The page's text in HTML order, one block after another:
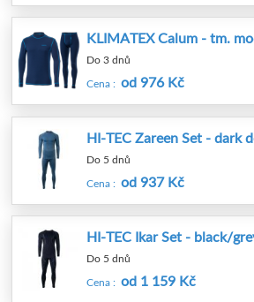
KLIMATEX Calum - tm.
Do 3 dnů
Cena : od 976 Kč
HI-TEC Zareen Set - dark
Do 5 dnů
Cena : od 937 Kč
HI-TEC Ikar Set - black/
Do 5 dnů
Cena : od 1 159 Kč